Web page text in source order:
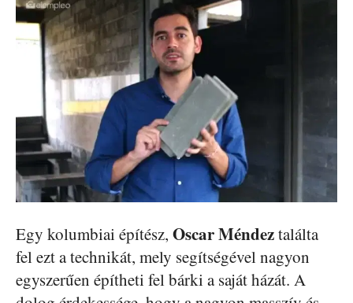
Egy kolumbiai építész, Oscar Méndeztalálta
fel ezt a technikát, mely segítségével nagyon
egyszerűen építheti fel bárki a saját házát. A